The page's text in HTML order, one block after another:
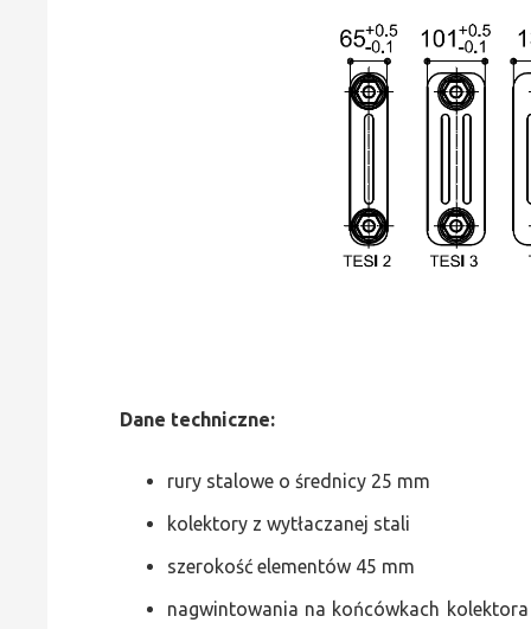
Dane techniczne:
rury stalowe o średnicy 25 mm
kolektory z wytłaczanej stali
szerokość elementów 45 mm
nagwintowania na końcówkach